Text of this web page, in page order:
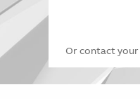
Or contact your